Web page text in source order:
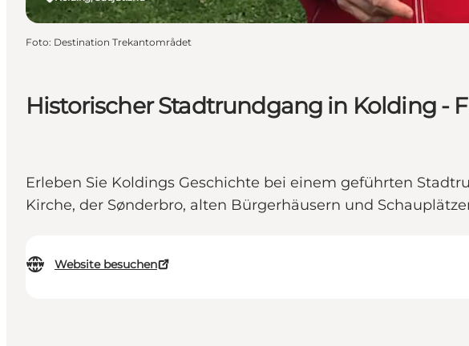
Historischer Stadtrundgang in Kolding -
Erleben Sie Koldings Geschichte bei einem geführten
Kirche, der Sønderbro, alten Bürgerhäusern und
Website besuchen
Foto: Destination Trekantområdet